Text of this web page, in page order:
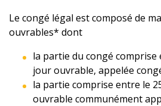
Le congé légal est composé de
ouvrables* dont
la partie du congé comprise
jour ouvrable, appelée
la partie comprise entre le
ouvrable communément